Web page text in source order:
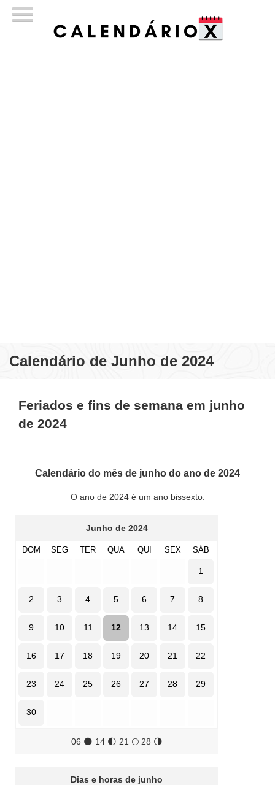
Calendário de Junho de 2024
Feriados e fins de semana em junho
de 2024
Calendário do mês de junho do ano de 2024
O ano de 2024 é um ano bissexto.
Junho de 2024
DOM SEG TER QUA QUI SEX SÁB
1
2 3 4 5 6 7 8
9 10 11 12 13 14 15
16 17 18 19 20 21 22
23 24 25 26 27 28 29
30
06 🌑 14 🌓 21 🌕28 🌗
Dias e horas de junho